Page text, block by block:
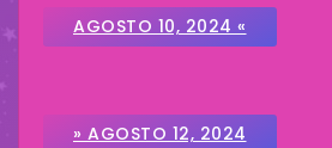
AGOSTO 10, 2024 «
» AGOSTO 12, 2024